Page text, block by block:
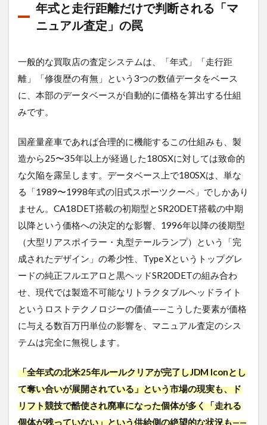
点対象と
なる矛盾
い「二
重査定
（後か
らの減
額）」
のリス
2
日産
180SX(RPS13)
を最高額で売
門店」の選び
方
2.1
プロ
定士
が見
「プ
ラス
定」
のポ
2.2
の販
路を
年式と走行距離だけで判断される「マ
ニュアル査定」の罠
一般的な買取店の査定システムは、「年式」「走行距
離」「修復歴の有無」という3つの数値データをベース
に、本部のデータベースが自動的に価格を算出する仕組
みです。
国産量産車であれば合理的に機能するこの仕組みも、製
造から25〜35年以上が経過した180SXに対しては致命的
な欠陥を露呈します。データベース上で180SXは、単な
る「1989〜1998年式の旧式スポーツクーペ」でしかあり
ません。CA18DET搭載の初期型とSR20DET搭載の中期
以降という価格への決定的な影響、1996年以降の後期型
（大型リアスポイラー・丸型テールランプ）という「完
成されたデザイン」の希少性、Type Xというトップグレ
ードの純正フルエアロと黒ヘッドSR20DETの組み合わ
せ、現代では製造不可能なリトラクタブルヘッドライト
というロストテクノロジーの価値——こうした要素が価格
に与える数百万円単位の影響を、マニュアル査定のシス
テムは完全に無視します。
「全年式の北米25年ルールクリアが完了しJDM Iconとし
て奪い合いが展開されている」という市場の現実も、ド
リフト競技で酷使され廃車になった個体が多く「走れる
個体が残っていない」という供給側の絶望的な状況も——